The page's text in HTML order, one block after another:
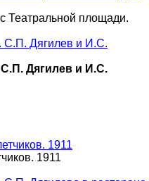
Театральной площади.
Дягилев и И.С.
1911